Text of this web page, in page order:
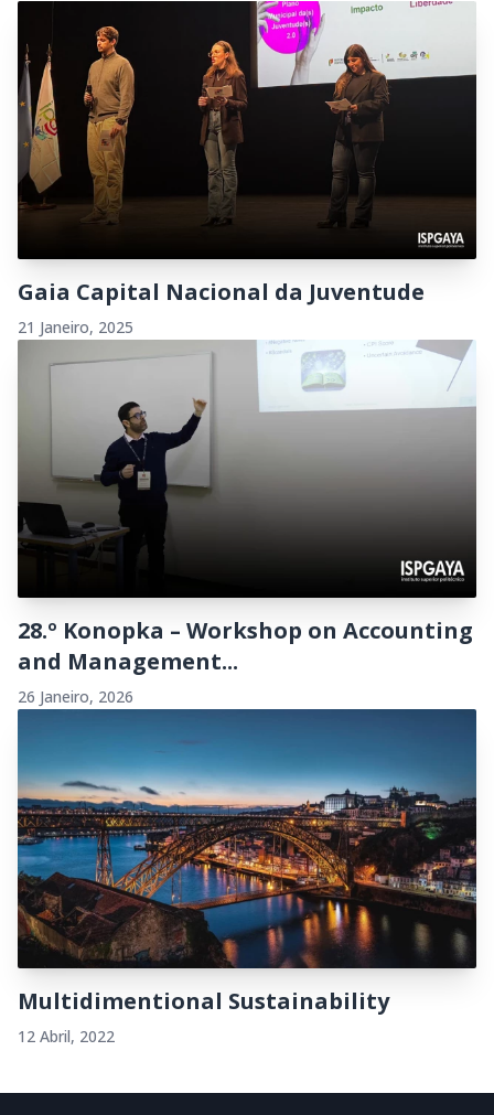
Gaia Capital Nacional da Juventude
21 Janeiro, 2025
28.º Konopka – Workshop on Accounting
and Management...
26 Janeiro, 2026
Multidimentional Sustainability
12 Abril, 2022